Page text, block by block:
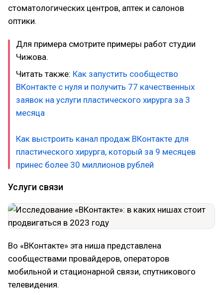
стоматологических центров, аптек и салонов
оптики.
Для примера смотрите примеры работ студии
Чижова.
Читать также: Как запустить сообщество
ВКонтакте с нуля и получить 77 качественных
заявок на услуги пластического хирурга за 3
месяца
Как выстроить канал продаж ВКонтакте для
пластического хирурга, который за 9 месяцев
принес более 30 миллионов рублей
Услуги связи
Во «ВКонтакте» эта ниша представлена
сообществами провайдеров, операторов
мобильной и стационарной связи, спутникового
телевидения.